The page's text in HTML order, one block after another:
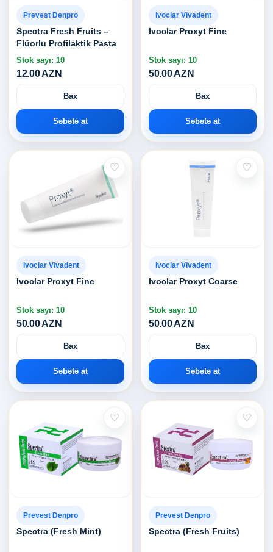
Prevest Denpro
Spectra Fresh Fruits –
Flüorlu Profilaktik Pasta
Stok sayı: 10
12.00 AZN
Bax
Səbətə at
Ivoclar Vivadent
Ivoclar Proxyt Fine
Stok sayı: 10
50.00 AZN
Bax
Səbətə at
♡
Ivoclar Vivadent
Ivoclar Proxyt Fine
Stok sayı: 10
50.00 AZN
Bax
Səbətə at
♡
Ivoclar Vivadent
Ivoclar Proxyt Coarse
Stok sayı: 10
50.00 AZN
Bax
Səbətə at
♡
Prevest Denpro
Spectra (Fresh Mint)
♡
Prevest Denpro
Spectra (Fresh Fruits)